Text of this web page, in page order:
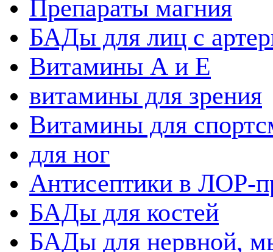
Препараты магния
БАДы для лиц с
Витамины А и Е
витамины для зрения
Витамины для
для ног
Антисептики в ЛОР-
БАДы для костей
БАДы для нервной,